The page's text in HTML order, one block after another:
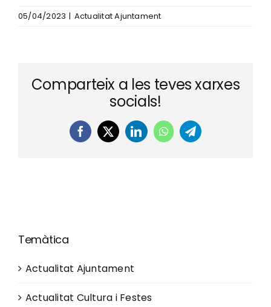
05/04/2023 | Actualitat Ajuntament
Comparteix a les teves xarxes
socials!
Facebook
X LinkedInWhatsAppTelegram
Temàtica
Actualitat Ajuntament
Actualitat Cultura i Festes